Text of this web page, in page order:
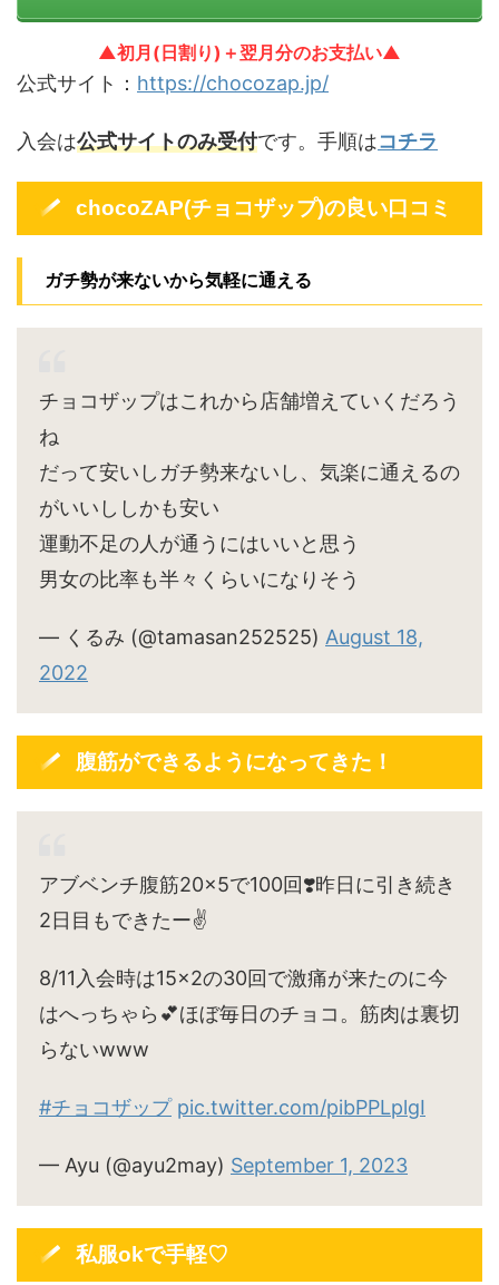
▲初月(日割り)＋翌月分のお支払い▲
公式サイト： https://chocozap.jp/
入会は公式サイトのみ受付です。手順はコチラ
chocoZAP(チョコザップ)の良い口コミ
ガチ勢が来ないから気軽に通える
チョコザップはこれから店舗増えていくだろう
ね
だって安いしガチ勢来ないし、気楽に通えるの
がいいししかも安い
運動不足の人が通うにはいいと思う
男女の比率も半々くらいになりそう
— くるみ (@tamasan252525) August 18,
2022
腹筋ができるようになってきた！
アブベンチ腹筋20×5で100回❣️昨日に引き続き
2日目もできたー✌️
8/11入会時は15×2の30回で激痛が来たのに今
はへっちゃら💕ほぼ毎日のチョコ。筋肉は裏切
らないwww
#チョコザップ pic.twitter.com/pibPPLplgI
— Ayu (@ayu2may) September 1, 2023
私服okで手軽♡